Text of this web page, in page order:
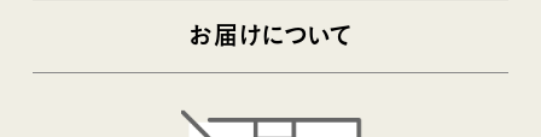
お届けについて